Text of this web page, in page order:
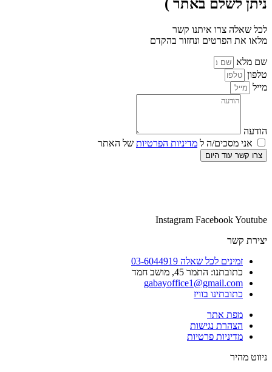
ניתן לשלם באתר )
לכל שאלה צרו איתנו קשר
מלאו את הפרטים ונחזור בהקדם
שם מלא
טלפון
מייל
הודעה
אני מסכים/ה ל מדיניות הפרטיות של האתר
צרו קשר עוד היום
Instagram FacebookYoutube
יצירת קשר
זמינים לכל שאלה 03-6044919
כתובתנו: התמר 45, מושב חמד​
gabayoffice1@gmail.com
כתובתינו בוויז
מפת אתר
הצהרת נגישות
מדיניות פרטיות
ניווט מהיר